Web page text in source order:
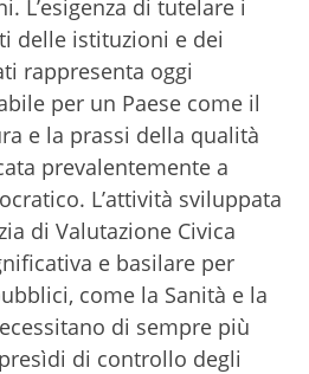
L’esigenza di tutelare i
delle istituzioni e dei
rappresenta oggi
per un Paese come il
e la prassi della qualità
prevalentemente a
L’attività sviluppata
di Valutazione Civica
e basilare per
come la Sanità e la
di sempre più
di controllo degli